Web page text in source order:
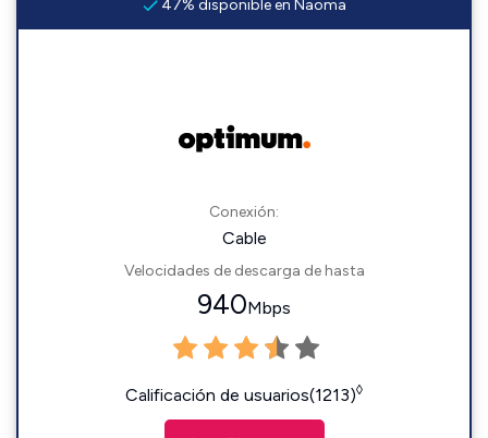
47% disponible en Naoma
Conexión:
Cable
Velocidades de descarga de hasta
940Mbps
Calificación de usuarios(1213)◊